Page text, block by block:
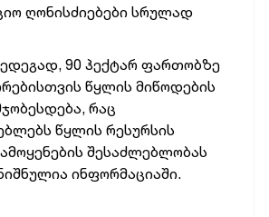
ღონისძიებები სრულად
90 ჰექტარ ფართობზე
წყლის მიწოდების
რაც
წყლის რესურსის
შესაძლებლობას
ინფორმაციაში.